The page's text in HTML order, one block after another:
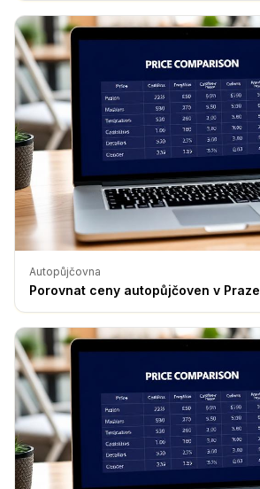
Autopůjčovna
Porovnat ceny autopůjčoven v Praze